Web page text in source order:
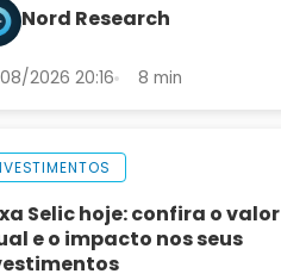
sinais importantes sobre os
passos
Nord Research
2026 20:16 8 min
Selic hoje: confira o valor
e o impacto nos seus